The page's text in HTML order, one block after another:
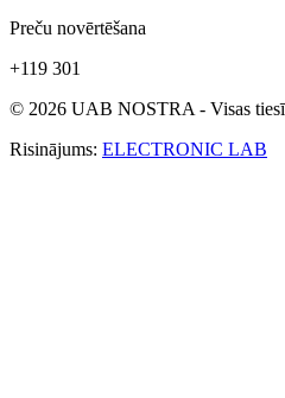
Preču novērtēšana
+119 301
© 2026 UAB NOSTRA - Visas
Risinājums: ELECTRONIC LAB